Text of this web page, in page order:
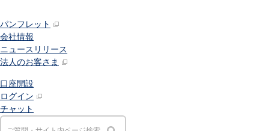
パンフレット
会社情報
ニュースリリース
法人のお客さま
口座開設
ログイン
チャット